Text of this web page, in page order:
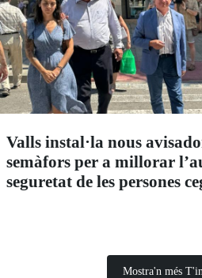
Valls instal·la nous
semàfors per a millorar
seguretat de les persones
Mostra'n més